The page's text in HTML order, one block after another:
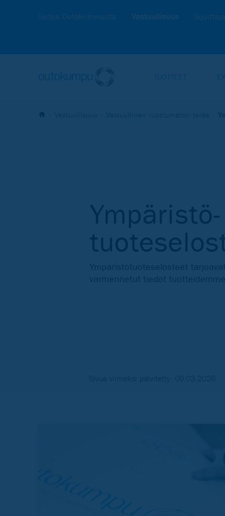
Tietoa Outokummusta Vastuullisuus
TUOTTEET
Vastuullisuus Vastuullinen ruostumaton teräs
Ympäristö-
Ympäristötuoteselosteet
varmennetut tiedot